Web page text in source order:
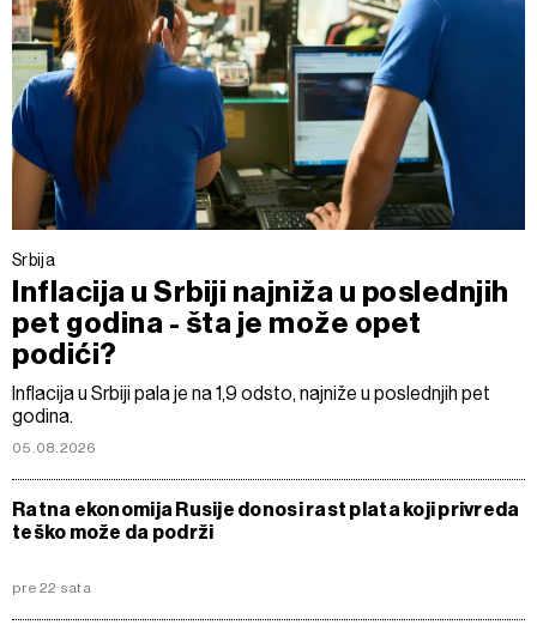
Srbija
Inflacija u Srbiji najniža u poslednjih
pet godina - šta je može opet
podići?
Inflacija u Srbiji pala je na 1,9 odsto, najniže u poslednjih pet
godina.
05.08.2026
Ratna ekonomija Rusije donosi rast plata koji privreda
teško može da podrži
pre 22 sata